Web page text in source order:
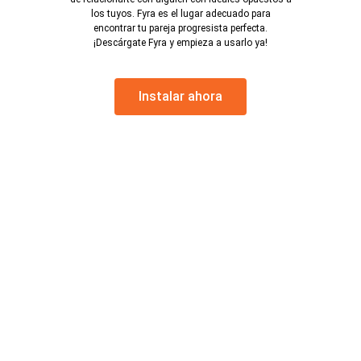
los tuyos. Fyra es el lugar adecuado para
encontrar tu pareja progresista perfecta.
¡Descárgate Fyra y empieza a usarlo ya!
Instalar ahora